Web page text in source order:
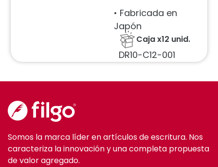
• Fabricada en
Japón
Caja x12 unid.
DR10-C12-001
Somos la marca líder en artículos de escritura. Nos
caracteriza la innovación y una completa propuesta
de valor agregado.